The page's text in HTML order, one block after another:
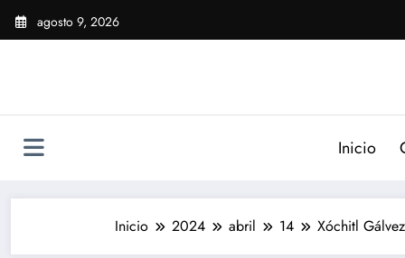
Saltar
agosto 9, 2026
Inicio
Inicio 2024 abril 14 Xóchitl